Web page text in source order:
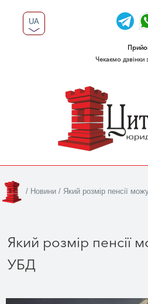
UA
Чекаємо дзвінки
/ Новини / Який розмір пенсії
Який розмір пенсії
УБД